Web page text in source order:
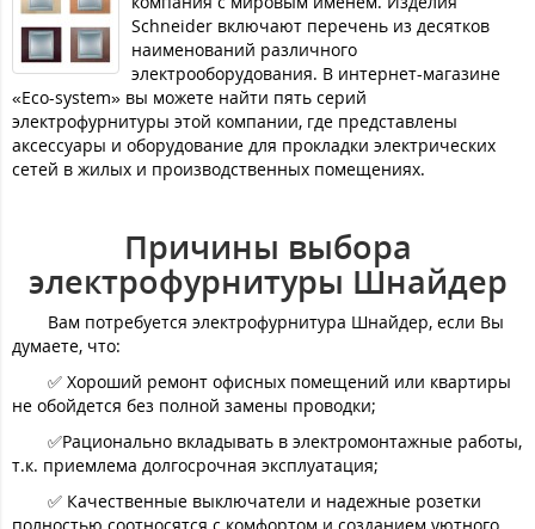
Schneider включают перечень из десятков
наименований различного
электрооборудования. В интернет-магазине
«Eco-system» вы можете найти пять серий
электрофурнитуры этой компании, где представлены
аксессуары и оборудование для прокладки электрических
сетей в жилых и производственных помещениях.
Причины выбора
электрофурнитуры Шнайдер
Вам потребуется электрофурнитура Шнайдер, если Вы
думаете, что:
✅ Хороший ремонт офисных помещений или квартиры
не обойдется без полной замены проводки;
✅Рационально вкладывать в электромонтажные работы,
т.к. приемлема долгосрочная эксплуатация;
✅ Качественные выключатели и надежные розетки